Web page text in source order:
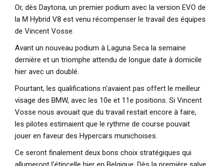
Or, dès Daytona, un premier podium avec la version EVO de
la M Hybrid V8 est venu récompenser le travail des équipes
de Vincent Vosse.
Avant un nouveau podium à Laguna Seca la semaine
dernière et un triomphe attendu de longue date à domicile
hier avec un doublé.
Pourtant, les qualifications n'avaient pas offert le meilleur
visage des BMW, avec les 10e et 11e positions. Si Vincent
Vosse nous avouait que du travail restait encore à faire,
les pilotes estimaient que le rythme de course pouvait
jouer en faveur des Hypercars munichoises.
Ce seront finalement deux bons choix stratégiques qui